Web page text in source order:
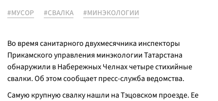
#МУСОР #СВАЛКА #МИНЭКОЛОГИИ
Во время санитарного двухмесячника инспекторы
Прикамского управления минэкологии Татарстана
обнаружили в Набережных Челнах четыре стихийные
свалки. Об этом сообщает пресс-служба ведомства.
Самую крупную свалку нашли на Тэцовском проезде. Ее